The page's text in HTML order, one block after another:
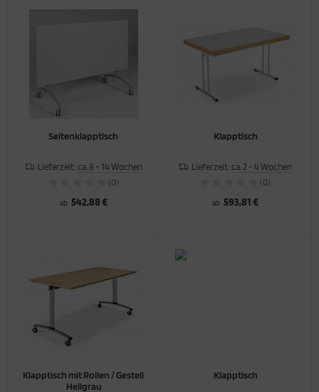
Seitenklapptisch
Lieferzeit: ca. 8 - 14 Wochen
(0)
ab 542,88 €
Klapptisch
Lieferzeit: ca. 2 - 4 Wochen
(0)
ab 593,81 €
Klapptisch mit Rollen / Gestell
Hellgrau
Klapptisch